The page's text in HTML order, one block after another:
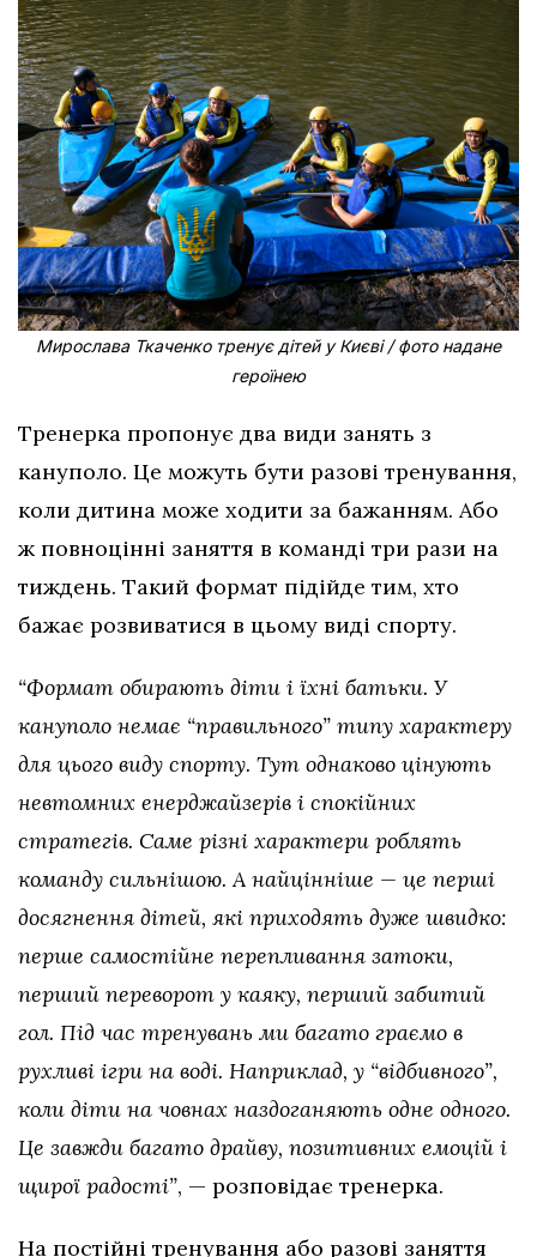
Мирослава Ткаченко тренує дітей у Києві / фото надане
героїнею
Тренерка пропонує два види занять з
кануполо. Це можуть бути разові тренування,
коли дитина може ходити за бажанням. Або
ж повноцінні заняття в команді три рази на
тиждень. Такий формат підійде тим, хто
бажає розвиватися в цьому виді спорту.
“Формат обирають діти і їхні батьки. У
кануполо немає “правильного” типу характеру
для цього виду спорту. Тут однаково цінують
невтомних енерджайзерів і спокійних
стратегів. Саме різні характери роблять
команду сильнішою. А найцінніше — це перші
досягнення дітей, які приходять дуже швидко:
перше самостійне перепливання затоки,
перший переворот у каяку, перший забитий
гол. Під час тренувань ми багато граємо в
рухливі ігри на воді. Наприклад, у “відбивного”,
коли діти на човнах наздоганяють одне одного.
Це завжди багато драйву, позитивних емоцій і
щирої радості”, — розповідає тренерка.
На постійні тренування або разові заняття